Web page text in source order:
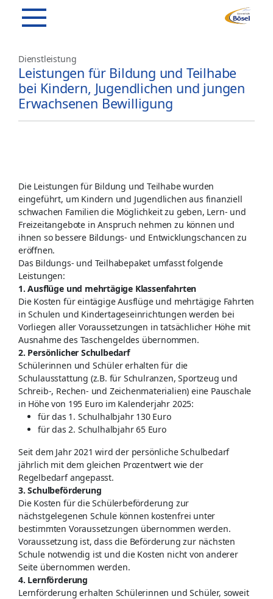
Dienstleistung
Leistungen für Bildung und Teilhabe
bei Kindern, Jugendlichen und jungen
Erwachsenen Bewilligung
Die Leistungen für Bildung und Teilhabe wurden
eingeführt, um Kindern und Jugendlichen aus finanziell
schwachen Familien die Möglichkeit zu geben, Lern- und
Freizeitangebote in Anspruch nehmen zu können und
ihnen so bessere Bildungs- und Entwicklungschancen zu
eröffnen.
Das Bildungs- und Teilhabepaket umfasst folgende
Leistungen:
1. Ausflüge und mehrtägige Klassenfahrten
Die Kosten für eintägige Ausflüge und mehrtägige Fahrten
in Schulen und Kindertageseinrichtungen werden bei
Vorliegen aller Voraussetzungen in tatsächlicher Höhe mit
Ausnahme des Taschengeldes übernommen.
2. Persönlicher Schulbedarf
Schülerinnen und Schüler erhalten für die
Schulausstattung (z.B. für Schulranzen, Sportzeug und
Schreib-, Rechen- und Zeichenmaterialien) eine Pauschale
in Höhe von 195 Euro im Kalenderjahr 2025:
für das 1. Schulhalbjahr 130 Euro
für das 2. Schulhalbjahr 65 Euro
Seit dem Jahr 2021 wird der persönliche Schulbedarf
jährlich mit dem gleichen Prozentwert wie der
Regelbedarf angepasst.
3. Schulbeförderung
Die Kosten für die Schülerbeförderung zur
nächstgelegenen Schule können kostenfrei unter
bestimmten Voraussetzungen übernommen werden.
Voraussetzung ist, dass die Beförderung zur nächsten
Schule notwendig ist und die Kosten nicht von anderer
Seite übernommen werden.
4. Lernförderung
Lernförderung erhalten Schülerinnen und Schüler, soweit